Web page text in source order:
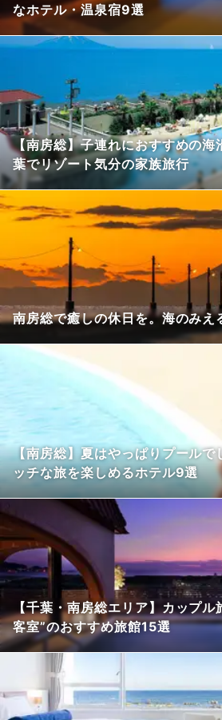
なホテル・温泉宿9選
【南房総】子連れにおすすめの海
葉でリゾート気分の家族旅行
南房総で癒しの休日を。海のみえ
【南房総】夏はやっぱりプール
ッチな旅を楽しめるホテル9選
【千葉・南房総エリア】カップ
客室”のおすすめ旅館15選